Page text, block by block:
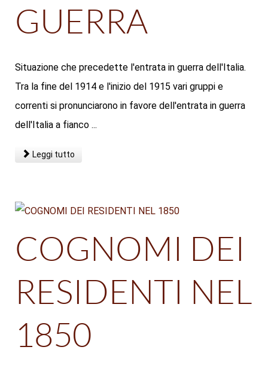
GUERRA
Situazione che precedette l'entrata in guerra dell'Italia.
Tra la fine del 1914 e l'inizio del 1915 vari gruppi e
correnti si pronunciarono in favore dell'entrata in guerra
dell'Italia a fianco ...
Leggi tutto
COGNOMI DEI
RESIDENTI NEL
1850